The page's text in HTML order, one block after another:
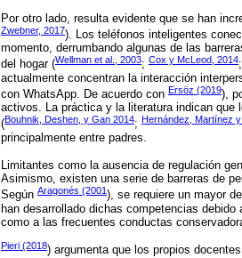
Por otro lado, resulta evidente que se han
Zwebner, 2017). Los teléfonos inteligentes
momento, derrumbando algunas de las
del hogar (Wellman et al., 2003; Cox y McLeod, 2014;
actualmente concentran la interacción
con WhatsApp. De acuerdo con Ersöz (2019),
activos. La práctica y la literatura indican que
(Bouhnik, Deshen, y Gan 2014; Hernández, Martínez
principalmente entre padres.
Limitantes como la ausencia de regulación
Asimismo, existen una serie de barreras de
Según Aragonés (2001), se requiere un mayor
han desarrollado dichas competencias
como a las frecuentes conductas
Pieri (2018) argumenta que los propios